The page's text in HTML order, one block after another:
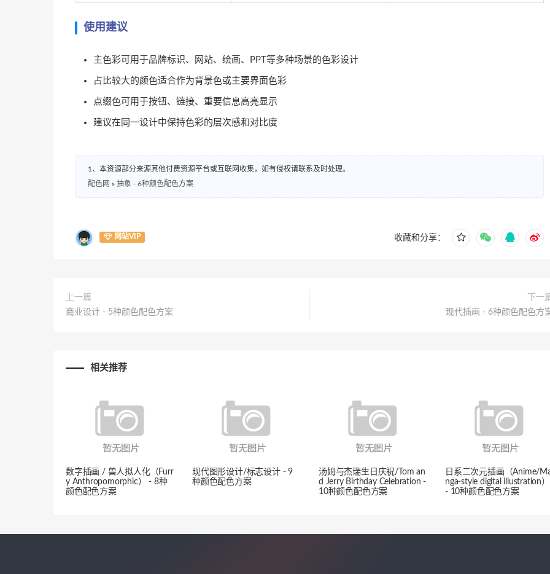
使用建议
主色彩可用于品牌标识、网站、绘画、PPT等多种场景的色彩设计
占比较大的颜色适合作为背景色或主要界面色彩
点缀色可用于按钮、链接、重要信息高亮显示
建议在同一设计中保持色彩的层次感和对比度
1、本资源部分来源其他付费资源平台或互联网收集，如有侵权请联系及时处理。
配色网 » 抽象 - 6种颜色配色方案
网站VIP 收藏和分享：
上一篇
商业设计 - 5种颜色配色方案
下一
现代插画 - 6种颜色配色方
相关推荐
数字插画 / 兽人拟人化（Furr
y Anthropomorphic） - 8种
颜色配色方案
现代图形设计/标志设计 - 9
种颜色配色方案
汤姆与杰瑞生日庆祝/Tom an
d Jerry Birthday Celebration -
10种颜色配色方案
日系二次元插画（Anime/
nga-style digital illustration）
- 10种颜色配色方案